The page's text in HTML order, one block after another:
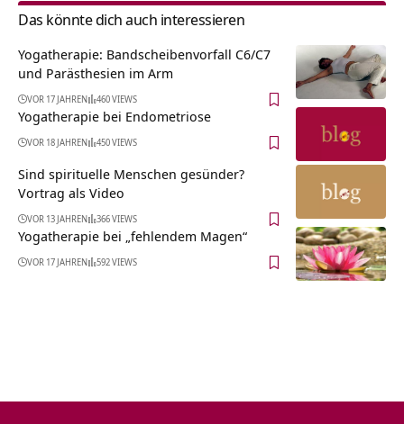
Das könnte dich auch interessieren
Yogatherapie: Bandscheibenvorfall C6/C7
und Parästhesien im Arm
VOR 17 JAHREN 460 VIEWS
Yogatherapie bei Endometriose
VOR 18 JAHREN 450 VIEWS
Sind spirituelle Menschen gesünder?
Vortrag als Video
VOR 13 JAHREN 366 VIEWS
Yogatherapie bei „fehlendem Magen“
VOR 17 JAHREN 592 VIEWS